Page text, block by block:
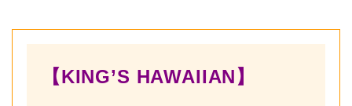
【KING’S HAWAIIAN】